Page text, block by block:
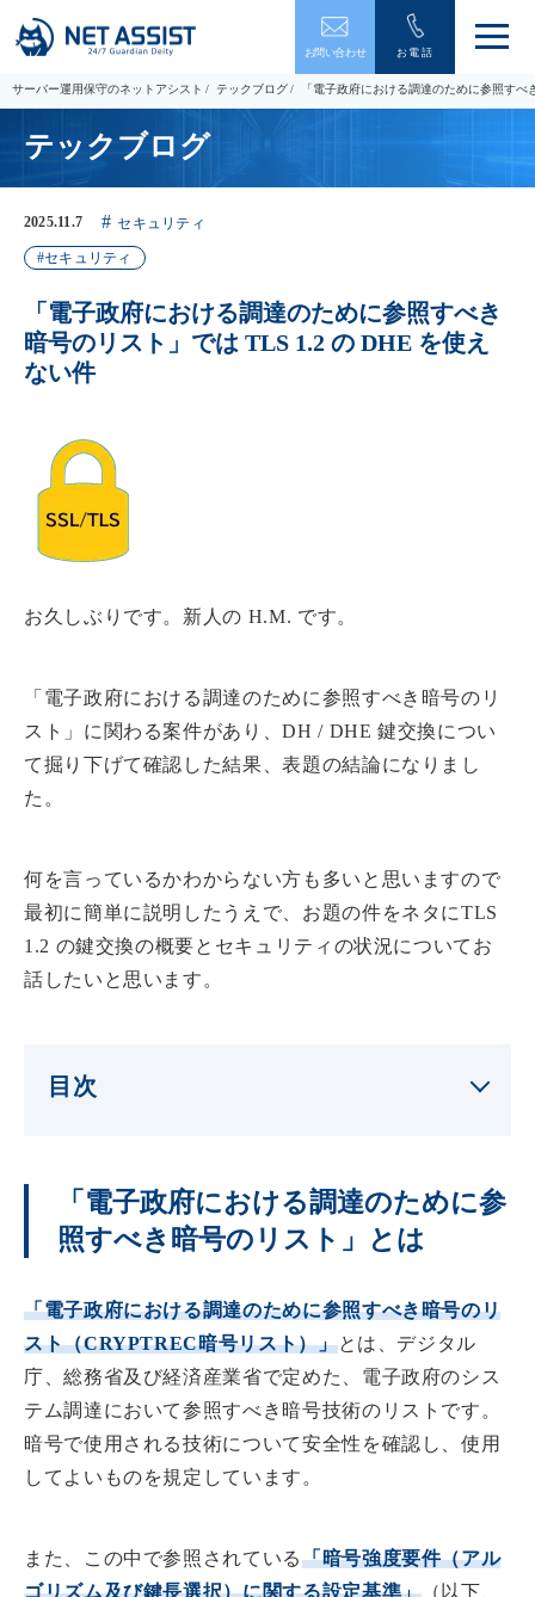
お問い合わせ お電話
メ
ュ
ー
サーバー運用保守のネットアシスト テックブログ 「電子政府における調達のために参照す
テックブログ
2025.11.7 セキュリティ
セキュリティ
「電子政府における調達のために参照すべき
暗号のリスト」では TLS 1.2 の DHE を使え
ない件
お久しぶりです。新人の H.M. です。
「電子政府における調達のために参照すべき暗号のリ
スト」に関わる案件があり、DH / DHE 鍵交換につい
て掘り下げて確認した結果、表題の結論になりまし
た。
何を言っているかわからない方も多いと思いますので
最初に簡単に説明したうえで、お題の件をネタにTLS
1.2 の鍵交換の概要とセキュリティの状況についてお
話したいと思います。
目次
「電子政府における調達のために参
照すべき暗号のリスト」とは
「電子政府における調達のために参照すべき暗号のリ
スト（CRYPTREC暗号リスト）」とは、デジタル
庁、総務省及び経済産業省で定めた、電子政府のシス
テム調達において参照すべき暗号技術のリストです。
暗号で使用される技術について安全性を確認し、使用
してよいものを規定しています。
また、この中で参照されている「暗号強度要件（アル
ゴリズム及び鍵長選択）に関する設定基準」（以下、